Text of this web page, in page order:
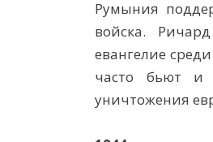
Румыния
войска.
евангелие
часто бьют и
уничтожения